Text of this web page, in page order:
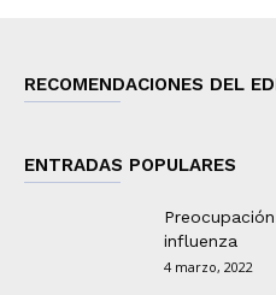
RECOMENDACIONES DEL
ENTRADAS POPULARES
influenza
4 marzo, 2022